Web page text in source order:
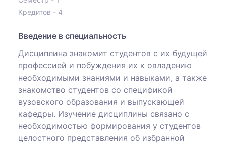
Кредитов - 4
Введение в специальность
Дисциплина знакомит студентов с их будущей
профессией и побуждения их к овладению
необходимыми знаниями и навыками, а также
знакомство студентов со спецификой
вузовского образования и выпускающей
кафедры. Изучение дисциплины связано с
необходимостью формирования у студентов
целостного представления об избранной